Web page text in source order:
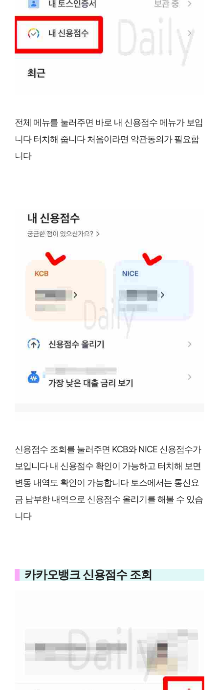
전체 메뉴를 눌러주면 바로 내 신용점수 메뉴가 보입
니다 터치해 줍니다 처음이라면 약관동의가 필요합
니다
신용점수 조회를 눌러주면 KCB와 NICE 신용점수가
보입니다 내 신용점수 확인이 가능하고 터치해 보면
변동 내역도 확인이 가능합니다 토스에서는 통신요
금 납부한 내역으로 신용점수 올리기를 해볼 수 있습
니다
카카오뱅크 신용점수 조회